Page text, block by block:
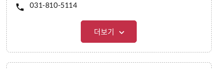
031-810-5114
더보기